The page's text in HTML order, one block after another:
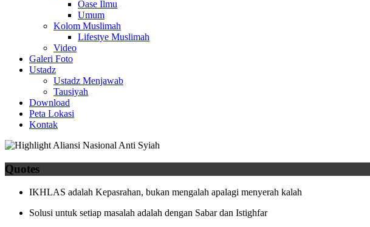
Oase Ilmu
Umum
Kolom Muslimah
Lifestye Muslimah
Video
Galeri Foto
Ustadz
Ustadz Menjawab
Tausiyah
Download
Peta Lokasi
Kontak
Quotes
IKHLAS adalah Kepasrahan, bukan mengalah apalagi menyerah kalah
Solusi untuk setiap masalah adalah dengan Sabar dan Istighfar